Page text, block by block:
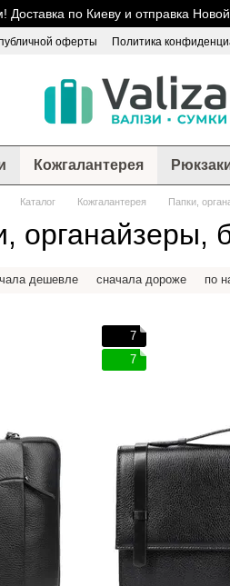
по Киеву и отправка
оферты Политика
Кожгалантерея
Каталог Кожгалантерея Папки,
органайзеры,
дешевле сначала дороже по
7
7